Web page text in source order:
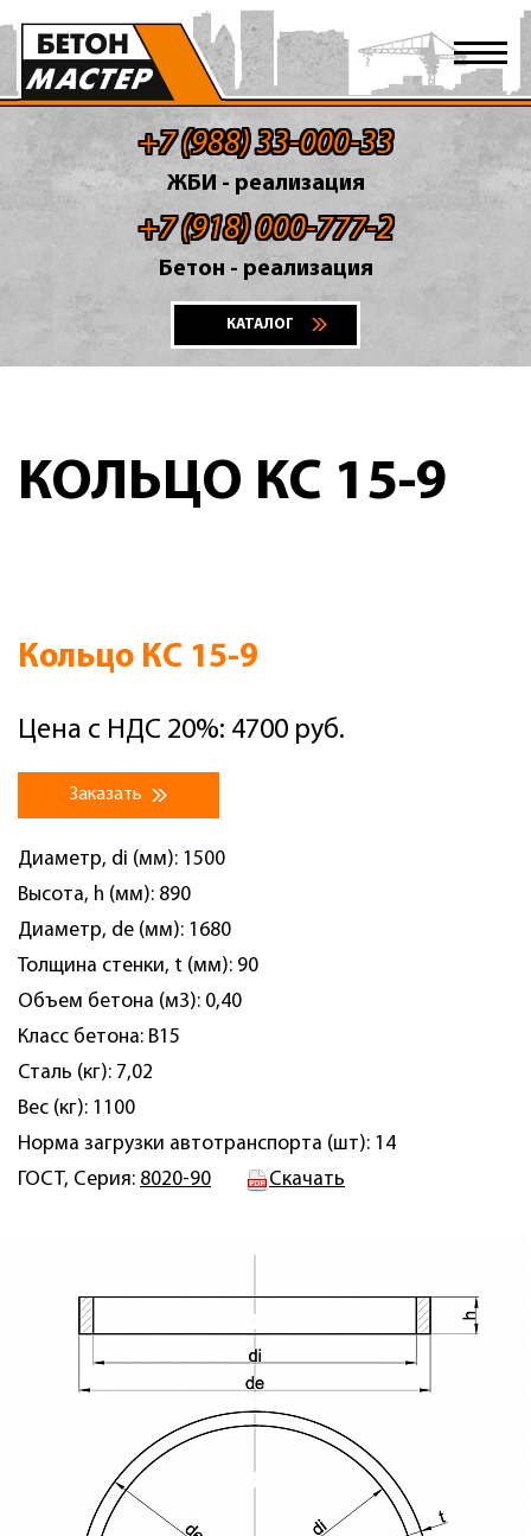
+7 (988) 33-000-33
ЖБИ - реализация
+7 (918) 000-777-2
Бетон - реализация
КАТАЛОГ
КОЛЬЦО КС 15-9
Кольцо КС 15-9
Цена с НДС 20%: 4700 руб.
Заказать
Диаметр, di (мм): 1500
Высота, h (мм): 890
Диаметр, de (мм): 1680
Толщина стенки, t (мм): 90
Объем бетона (м3): 0,40
Класс бетона: B15
Сталь (кг): 7,02
Вес (кг): 1100
Норма загрузки автотранспорта (шт): 14
ГОСТ, Серия: 8020-90 Скачать